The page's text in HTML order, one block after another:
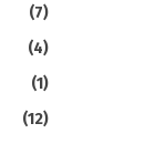
(7)
(4)
(1)
(12)